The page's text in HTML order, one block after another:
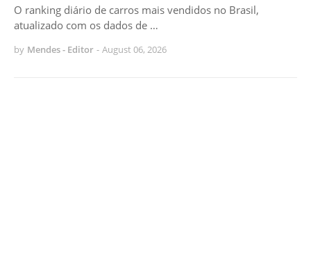
O ranking diário de carros mais vendidos no Brasil,
atualizado com os dados de …
by Mendes - Editor - August 06, 2026